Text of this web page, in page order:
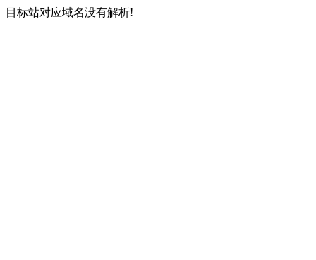
目标站对应域名没有解析!